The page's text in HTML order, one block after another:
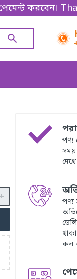
করবেন।
পণ্য
পণ্য
কল